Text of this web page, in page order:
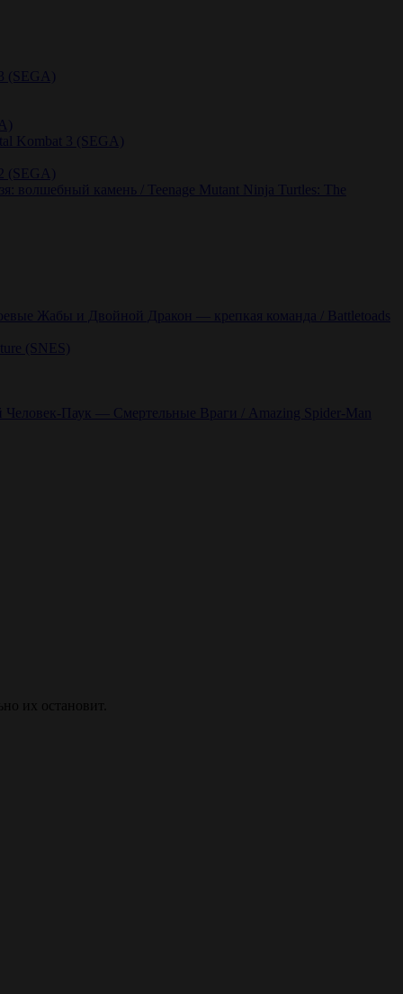
(SEGA)
Kombat 3 (SEGA)
(SEGA)
волшебный камень / Teenage Mutant Ninja Turtles: The
Жабы и Двойной Дракон — крепкая команда / Battletoads
(SNES)
Человек-Паук — Смертельные Враги / Amazing Spider-Man
их остановит.